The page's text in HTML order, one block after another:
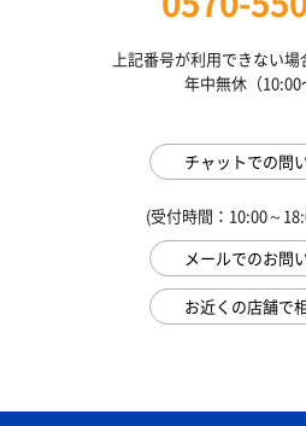
上記番号が利用できない
年中無休（10:00
チャットでの問
(受付時間：10:00～
メールでのお問
お近くの店舗で